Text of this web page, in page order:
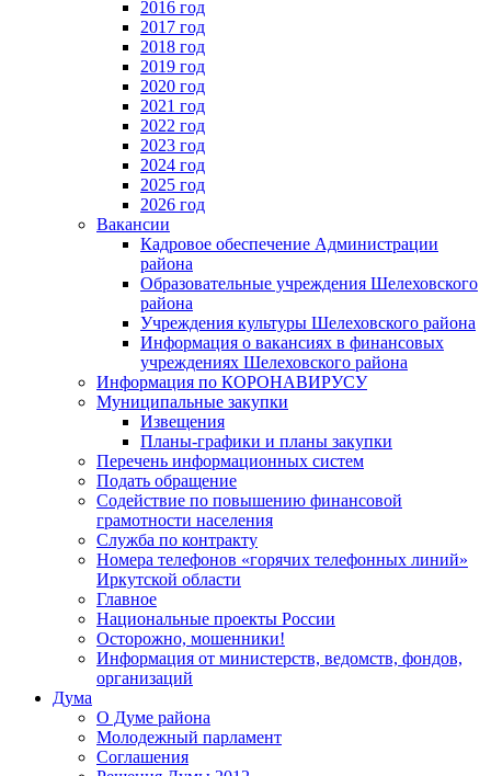
2016 год
2017 год
2018 год
2019 год
2020 год
2021 год
2022 год
2023 год
2024 год
2025 год
2026 год
Вакансии
Кадровое обеспечение Администрации
района
Образовательные учреждения Шелеховского
района
Учреждения культуры Шелеховского района
Информация о вакансиях в финансовых
учреждениях Шелеховского района
Информация по КОРОНАВИРУСУ
Муниципальные закупки
Извещения
Планы-графики и планы закупки
Перечень информационных систем
Подать обращение
Содействие по повышению финансовой
грамотности населения
Служба по контракту
Номера телефонов «горячих телефонных линий»
Иркутской области
Главное
Национальные проекты России
Осторожно, мошенники!
Информация от министерств, ведомств, фондов,
организаций
Дума
О Думе района
Молодежный парламент
Соглашения